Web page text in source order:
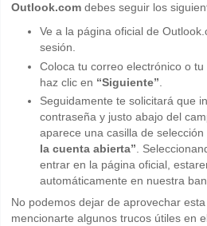
Outlook.com debes seguir los
Ve a la página oficial de
sesión.
Coloca tu correo electrónico o
haz clic en “Siguiente”
Seguidamente te solicitará que
contraseña y justo abajo del
aparece una casilla de selección
la cuenta abierta”.
entrar en la página oficial,
automáticamente en nuestra
No podemos dejar de aprovechar
mencionarte algunos trucos útiles en